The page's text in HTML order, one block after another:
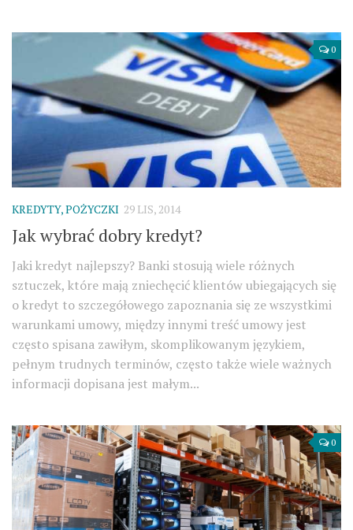
0
KREDYTY, POŻYCZKI 29 LIS, 2014
Jak wybrać dobry kredyt?
Jaki kredyt najlepszy? Banki stosują wiele różnych
sztuczek, które mają zniechęcić klientów ubiegających się
o kredyt to szczegółowego zapoznania się ze wszystkimi
warunkami umowy, między innymi treść umowy jest
często spisana zawiłym, skomplikowanym językiem,
pełnym trudnych terminów, często także wiele ważnych
informacji dopisana jest małym...
0